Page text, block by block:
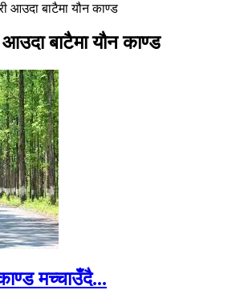
आउदा बाटैमा यौन काण्ड
बाटैमा यौन काण्ड
मच्चाउँदै...